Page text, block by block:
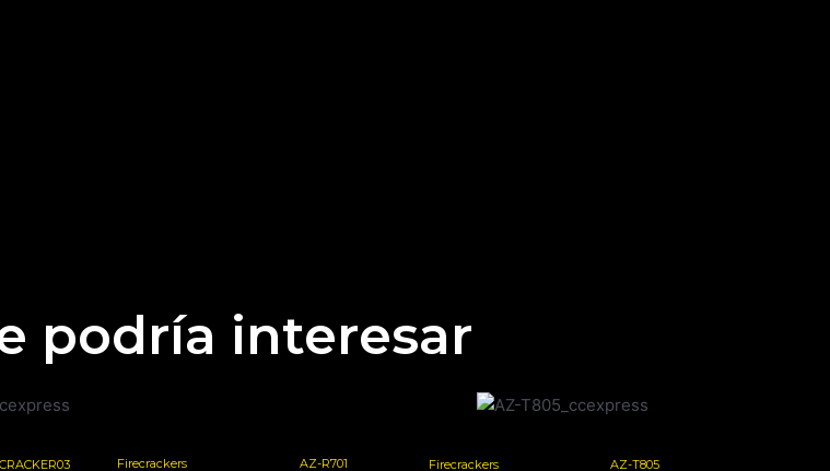
podría interesar
Firecrackers AZ-R701 Firecrackers AZ-T805